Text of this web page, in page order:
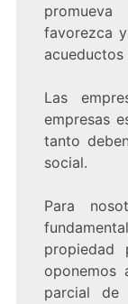
favorezca
Las
empresas
tanto
social.
Para
oponemos
parcial de